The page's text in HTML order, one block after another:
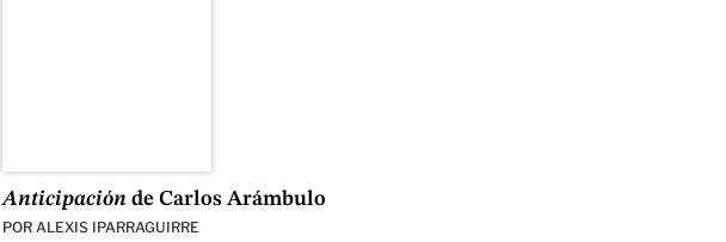
Anticipaciónde Carlos Arámbulo
POR ALEXIS IPARRAGUIRRE